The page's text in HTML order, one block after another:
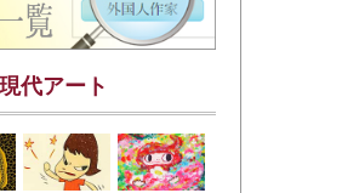
現代アート